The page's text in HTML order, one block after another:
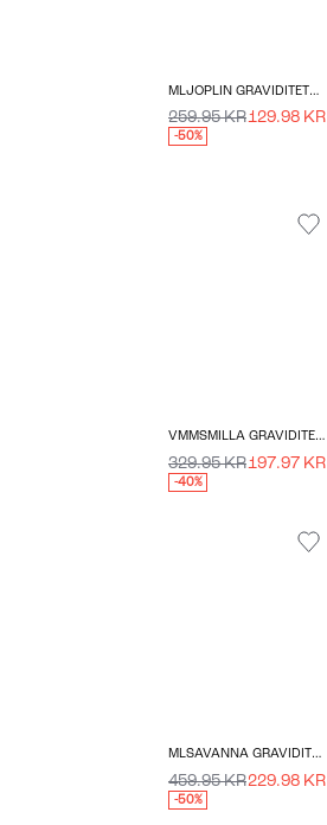
MLJOPLIN GRAVIDITETSSHORTS
259.95 KR129.98 KR
-50%
VMMSMILLA GRAVIDITETSKJOLE
329.95 KR197.97 KR
-40%
MLSAVANNA GRAVIDITETSJEANS
459.95 KR229.98 KR
-50%